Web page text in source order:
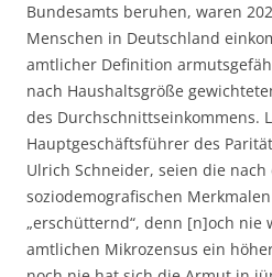
Bundesamts beruhen, waren
Menschen in Deutschland
amtlicher Definition
nach Haushaltsgröße
des Durchschnittseinkommens.
Hauptgeschäftsführer des
Ulrich Schneider, seien die nach
soziodemografischen
„erschütternd“, denn [n]och nie
amtlichen Mikrozensus ein